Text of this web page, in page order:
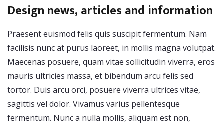
Design news, articles and information
Praesent euismod felis quis suscipit fermentum. Nam
facilisis nunc at purus laoreet, in mollis magna volutpat.
Maecenas posuere, quam vitae sollicitudin viverra, eros
mauris ultricies massa, et bibendum arcu felis sed
tortor. Duis arcu orci, posuere viverra ultrices vitae,
sagittis vel dolor. Vivamus varius pellentesque
fermentum. Nunc a nulla mollis, aliquam est non,